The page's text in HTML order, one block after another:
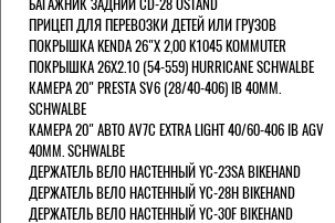
ПРИЦЕП ДЛЯ ПЕРЕВОЗКИ ДЕТЕЙ ИЛИ ГРУЗОВ
ПОКРЫШКА KENDA 26"Х 2,00 K1045 KOMMUTER
ПОКРЫШКА 26X2.10 (54-559) HURRICANE SCHWALBE
КАМЕРА 20" PRESTA SV6 (28/40-406) IB 40MM.
SCHWALBE
КАМЕРА 20" АВТО AV7C EXTRA LIGHT 40/60-406 IB AGV
40MM. SCHWALBE
ДЕРЖАТЕЛЬ ВЕЛО НАСТЕННЫЙ YC-23SA BIKEHAND
ДЕРЖАТЕЛЬ ВЕЛО НАСТЕННЫЙ YC-28H BIKEHAND
ДЕРЖАТЕЛЬ ВЕЛО НАСТЕННЫЙ YC-30F BIKEHAND